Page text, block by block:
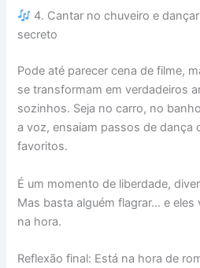
4. Cantar no chuveiro e
secreto
Pode até parecer cena de filme,
se transformam em verdadeiros
sozinhos. Seja no carro, no
a voz, ensaiam passos de dança
favoritos.
É um momento de liberdade,
Mas basta alguém flagrar… e eles
na hora.
Reflexão final: Está na hora de